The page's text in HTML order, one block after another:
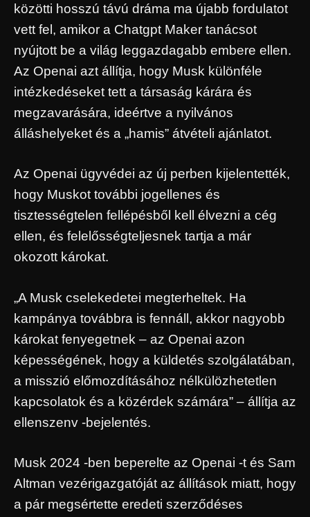
közötti hosszú távú dráma ma újabb fordulatot
vett fel, amikor a Chatgpt Maker tanácsot
nyújtott be a világ leggazdagabb embere ellen.
Az Openai azt állítja, hogy Musk különféle
intézkedéseket tett a társaság kárára és
megzavarására, ideértve a nyilvános
álláshelyeket és a „hamis” átvételi ajánlatot.
Az Openai ügyvédei az új perben kijelentették,
hogy Muskot további jogellenes és
tisztességtelen fellépésből kell élvezni a cég
ellen, és felelősségteljesnek tartja a már
okozott károkat.
„A Musk cselekedetei megterheltek. Ha
kampánya továbbra is fennáll, akkor nagyobb
károkat fenyegetnek – az Openai azon
képességének, hogy a küldetés szolgálatában,
a misszió előmozdításához nélkülözhetetlen
kapcsolatok és a közérdek számára” – állítja az
ellenszenv -bejelentés.
Musk 2024 -ben beperelte az Openai -t és Sam
Altman vezérigazgatóját az állítások miatt, hogy
a pár megsértette eredeti szerződéses